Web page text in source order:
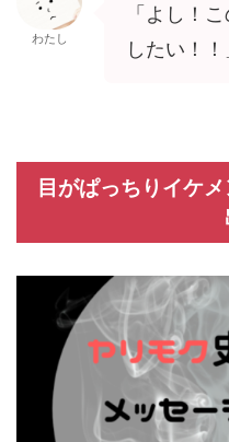
わたし
「よし！
したい！！
目がぱっちりイケ